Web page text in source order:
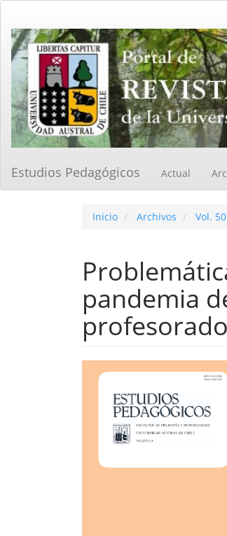
Contenido
principal
Barra
lateral
Estudios Pedagógicos Actual
Inicio Archivos Vol.
pandemia
profesorado
Barra
lateral
artículo